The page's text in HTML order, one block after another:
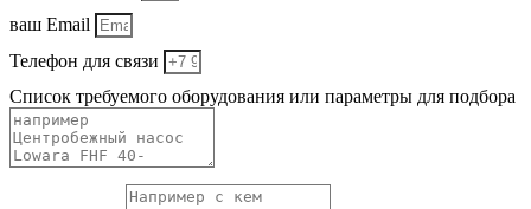
ваш Email
Телефон для связи
Список требуемого оборудования или параметры для подбора